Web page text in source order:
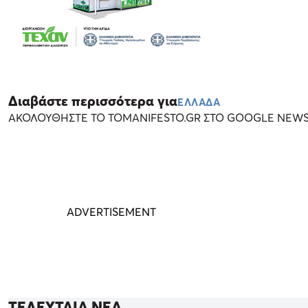
Διαβάστε περισσότερα γιαΕΛΛΑΔΑ
ΑΚΟΛΟΥΘΗΣΤΕ ΤΟ TOMANIFESTO.GR ΣΤΟ GOOGLE